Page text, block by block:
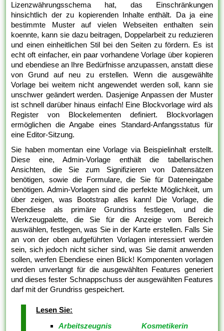
Lizenzwährungsschema hat, das Einschränkungen
hinsichtlich der zu kopierenden Inhalte enthält. Da ja eine
bestimmte Muster auf vielen Webseiten enthalten sein
koennte, kann sie dazu beitragen, Doppelarbeit zu reduzieren
und einen einheitlichen Stil bei den Seiten zu fördern. Es ist
echt oft einfacher, ein paar vorhandene Vorlage über kopieren
und ebendiese an Ihre Bedürfnisse anzupassen, anstatt diese
von Grund auf neu zu erstellen. Wenn die ausgewählte
Vorlage bei weitem nicht angewendet werden soll, kann sie
unschwer geändert werden. Dasjenige Anpassen der Muster
ist schnell darüber hinaus einfach! Eine Blockvorlage wird als
Register von Blockelementen definiert. Blockvorlagen
ermöglichen die Angabe eines Standard-Anfangsstatus für
eine Editor-Sitzung.
Sie haben momentan eine Vorlage via Beispielinhalt erstellt.
Diese eine, Admin-Vorlage enthält die tabellarischen
Ansichten, die Sie zum Signifizieren von Datensätzen
benötigen, sowie die Formulare, die Sie für Dateneingabe
benötigen. Admin-Vorlagen sind die perfekte Möglichkeit, um
über zeigen, was Bootstrap alles kann! Die Vorlage, die
Ebendiese als primäre Grundriss festlegen, und die
Werkzeugpalette, die Sie für die Anzeige vom Bereich
auswählen, festlegen, was Sie in der Karte erstellen. Falls Sie
an von der oben aufgeführten Vorlagen interessiert werden
sein, sich jedoch nicht sicher sind, was Sie damit anwenden
sollen, werfen Ebendiese einen Blick! Komponenten vorlagen
werden unverlangt für die ausgewählten Features generiert
und dieses fester Schnappschuss der ausgewählten Features
darf mit der Grundriss gespeichert.
Lesen Sie:
Arbeitszeugnis Kosmetikerin